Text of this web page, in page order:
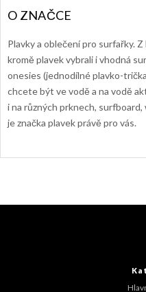
Plavky a oblečení pro surfařky.
kromě plavek vybrali i vhodná
onesies (jednodílné plavko-
chcete být ve vodě a na vodě
i na různých prknech,
je značka plavek právě pro vás.